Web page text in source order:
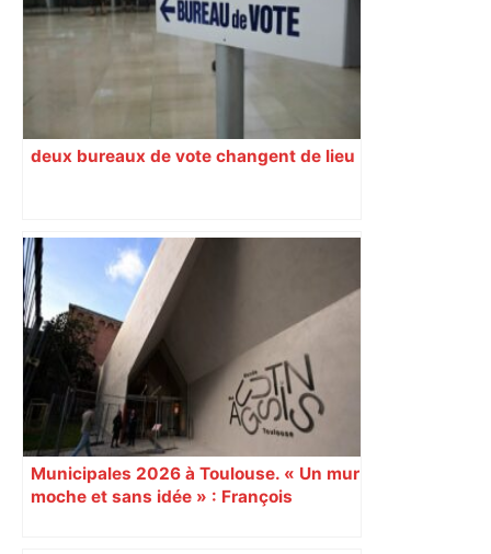
deux bureaux de vote changent de lieu
Municipales 2026 à Toulouse. « Un mur
moche et sans idée » : François